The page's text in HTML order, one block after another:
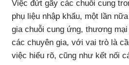
Việc đứt gãy các chuỗi cung
phụ liệu nhập khẩu, một lần
gia chuỗi cung ứng, thương
các chuyên gia, với vai trò là
việc hiểu rõ, cũng như kết nối